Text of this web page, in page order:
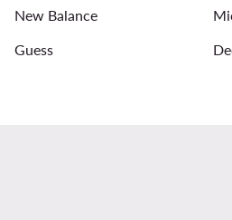
New Balance
Guess